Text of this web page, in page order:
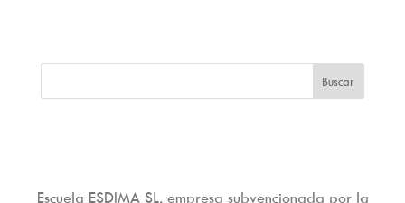
Escuela ESDIMA SL, empresa subvencionada por la